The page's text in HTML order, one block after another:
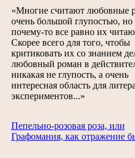
«Многие считают любовные
очень большой глупостью, но
почему-то все равно их
Скорее всего для того, чтобы
критиковать их со знанием
любовный роман в
никакая не глупость, а очень
интересная область для
экспериментов...»
Пепельно-розовая роза, или
Графомания, как отражение